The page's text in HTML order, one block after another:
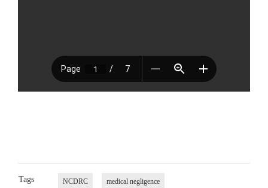
Tags NCDRC medical negligence